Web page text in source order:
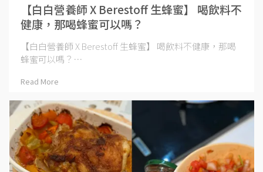
【白白營養師 X Berestoff 生蜂蜜】​ 喝飲料不
【白白營養師 X Berestoff 生蜂蜜】​ 喝飲料不健康，那喝
蜂蜜可以嗎？⋯
Read More